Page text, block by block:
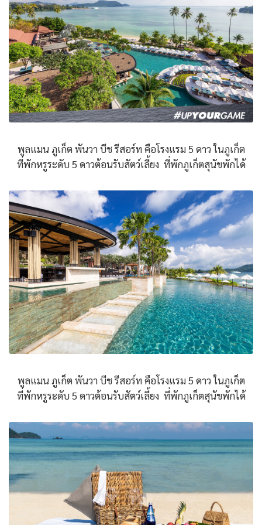
พูลแมน ภูเก็ต พันวา บีช รีสอร์ท คือโรงแรม 5 ดาว ในภูเก็ต
ที่พักหรูระดับ 5 ดาวต้อนรับสัตว์เลี้ยง ที่พักภูเก็ตสุนัขพักได้
พูลแมน ภูเก็ต พันวา บีช รีสอร์ท คือโรงแรม 5 ดาว ในภูเก็ต
ที่พักหรูระดับ 5 ดาวต้อนรับสัตว์เลี้ยง ที่พักภูเก็ตสุนัขพักได้